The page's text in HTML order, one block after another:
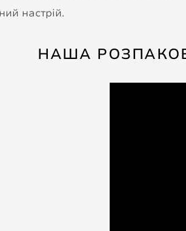
настрій.
НАША